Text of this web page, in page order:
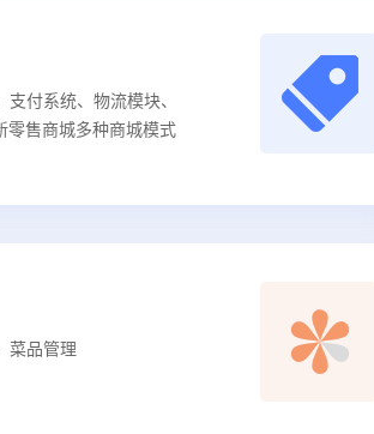
付系统、物流模块、
零售商城多种商城模式
菜品管理